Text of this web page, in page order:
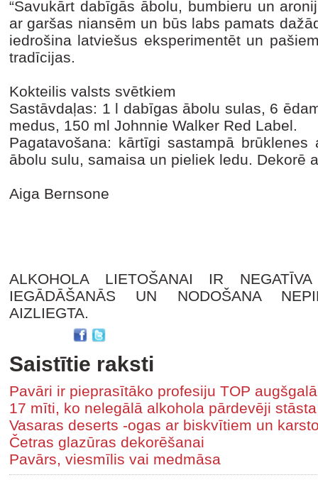
“Savukārt dabīgās ābolu, bumbieru un
ar garšas niansēm un būs labs pamats
iedrošina latviešus eksperimentēt un
tradīcijas.
Kokteilis valsts svētkiem
Sastāvdaļas: 1 l dabīgas ābolu sulas, 6
medus, 150 ml Johnnie Walker Red Label.
Pagatavošana: kārtīgi sastampā
ābolu sulu, samaisa un pieliek ledu. Dekorē
Aiga Bernsone
ALKOHOLA LIETOŠANAI IR
IEGĀDĀŠANĀS UN NODOŠANA
AIZLIEGTA.
Saistītie raksti
Pavāri ir pieprasītāko profesiju TOP augšgalā
17 mīti, ko nelegālā alkohola pārdevēji
Vasaras deserts -ogas ar biskvītiem un
Četras glazūras dekorēšanai
Pavārs, viesmīlis vai medmāsa